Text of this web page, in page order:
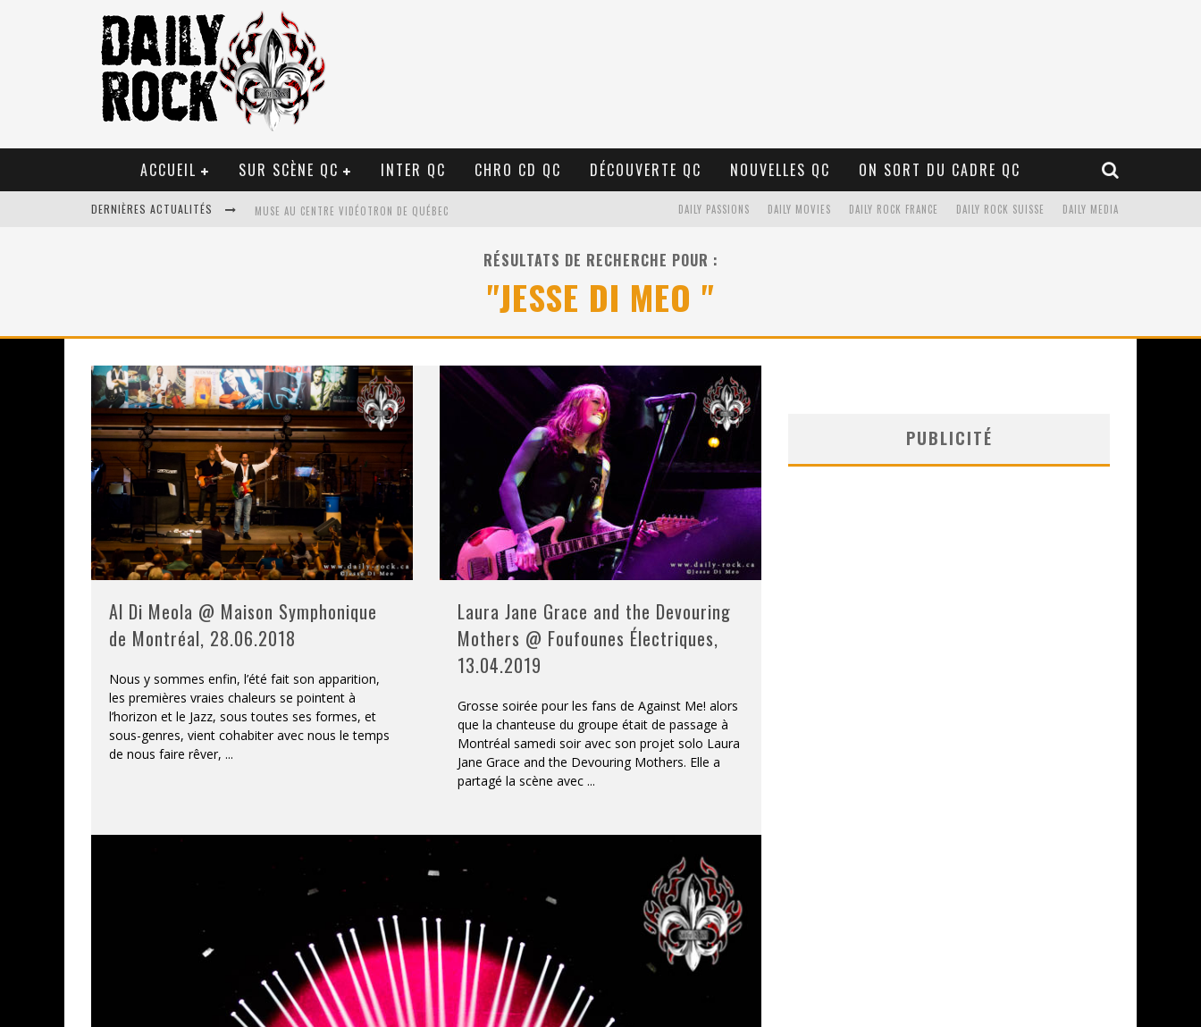
ACCUEIL SUR SCÈNE QC INTER QC CHRO CD QC DÉCOUVERTE QC NOUVELLES QC ON SORT DU CADRE QC
DERNIÈRES ACTUALITÉS
LES DANSEURS ÉTOILES PARASITENT TON CIEL
JEFF MARTIN AU CORONA DE MONTRÉAL
ON VA SE LE DIRE, SWORD EST DE RETOUR
LA COMPIL’ ZOO DE SLAM DISQUES EST DE RETOUR
LES RÊVES SONT FAITS POUR ÊTRE RÉALISÉS
DEATH NOTE SILENCE - COLLIDE AND COLLAPSE
ÉNORME SUCCÈS POUR MUSE ET SES SHOWS AU QUÉBEC
DAILY MEDIA
DAILY ROCK SUISSE
DAILY ROCK FRANCE
DAILY MOVIES
DAILY PASSIONS
RÉSULTATS DE RECHERCHE POUR :
"JESSE DI MEO "
Al Di Meola @ Maison Symphonique
de Montréal, 28.06.2018
Nous y sommes enfin, l’été fait son apparition,
les premières vraies chaleurs se pointent à
l’horizon et le Jazz, sous toutes ses formes, et
sous-genres, vient cohabiter avec nous le temps
de nous faire rêver, ...
Laura Jane Grace and the Devouring
Mothers @ Foufounes Électriques,
13.04.2019
Grosse soirée pour les fans de Against Me! alors
que la chanteuse du groupe était de passage à
Montréal samedi soir avec son projet solo Laura
Jane Grace and the Devouring Mothers. Elle a
partagé la scène avec ...
PUBLICITÉ